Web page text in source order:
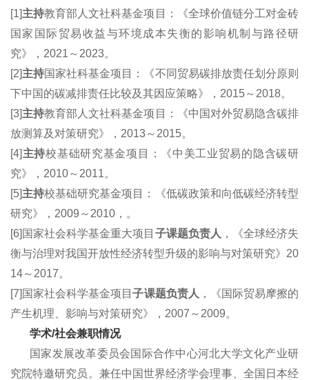
[1]主持教育部人文社科基金项目：《全球价值链分工对金砖
国家国际贸易收益与环境成本失衡的影响机制与路径研
究》，2021～2023。
[2]主持国家社科基金项目：《不同贸易碳排放责任划分原则
下中国的碳减排责任比较及其因应策略》
， 2015～2018。
[3]主持教育部人文社科基金项目：《中国对外贸易隐含碳排
放测算及对策研究》，2013～2015。
[4] 主持校基础研究基金项目：《中美工业贸易的隐含碳研
究》，2010～2011。
[5]主持校基础研究基金项目：《低碳政策和向低碳经济转型
研究》，2009～2010，。
[6]国家社会科学基金重大项目 子课题负责人 ，
《全球经济失
衡与治理对我国开放性经济转型升级的影响与对策研究》 20
14～2017。
[7]国家社会科学基金项目子课题负责人 ，《国际贸易摩擦的
产生机理、影响与对策研究》，2007～2009。
学术/社会兼职情况
国家发展改革委员会国际合作中心河北大学文化产业研
究院特邀研究员。兼任中国世界经济学会理事、全国日本经